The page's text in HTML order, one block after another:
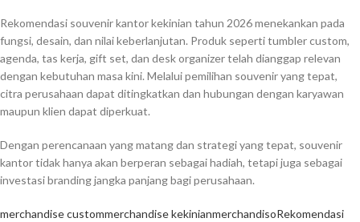
Rekomendasi souvenir kantor kekinian tahun 2026 menekankan pada
fungsi, desain, dan nilai keberlanjutan. Produk seperti tumbler custom,
agenda, tas kerja, gift set, dan desk organizer telah dianggap relevan
dengan kebutuhan masa kini. Melalui pemilihan souvenir yang tepat,
citra perusahaan dapat ditingkatkan dan hubungan dengan karyawan
maupun klien dapat diperkuat.
Dengan perencanaan yang matang dan strategi yang tepat, souvenir
kantor tidak hanya akan berperan sebagai hadiah, tetapi juga sebagai
investasi branding jangka panjang bagi perusahaan.
merchandise custommerchandise kekinianmerchandisoRekomendasi